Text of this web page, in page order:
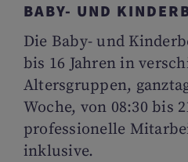
BABY- UND
Die Baby- und
bis 16 Jahren in
Altersgruppen,
Woche, von 08:30 bis
professionelle
inklusive.